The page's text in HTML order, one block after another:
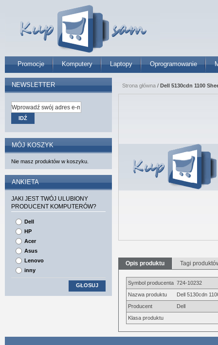
Promocje Komputery Laptopy Oprogramowanie
Strona główna / Dell 5130cdn 1100
Opis produktu Tagi
Symbol producenta 724-10232
Nazwa produktu
Dell 5130cdn
Producent
Dell
Klasa produktu
NEWSLETTER
IDŹ
MÓJ KOSZYK
Nie masz produktów w koszyku.
ANKIETA
JAKI JEST TWÓJ ULUBIONY
PRODUCENT KOMPUTERÓW?
Dell
HP
Acer
Asus
Lenovo
inny
GŁOSUJ